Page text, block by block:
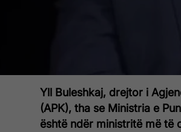
Yll Buleshkaj, drejtor i
(APK), tha se Ministria e
është ndër ministritë më të